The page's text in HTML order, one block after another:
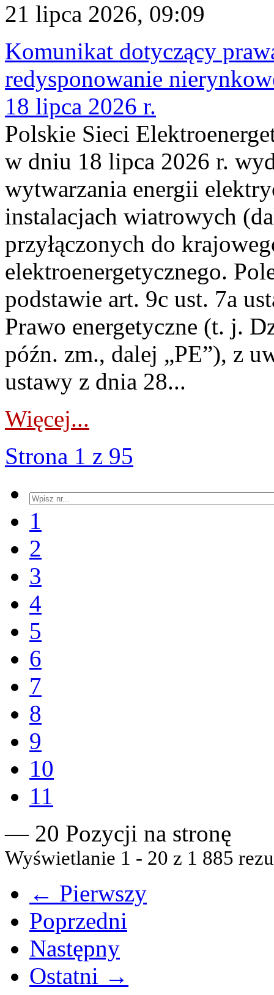
21 lipca 2026, 09:09
Komunikat dotyczący
redysponowanie
18 lipca 2026 r.
Polskie Sieci
w dniu 18 lipca 2026 r.
wytwarzania energii
instalacjach wiatrowych
przyłączonych do
elektroenergetycznego.
podstawie art. 9c ust. 7a
Prawo energetyczne (t. j.
późn. zm., dalej „PE”), z
ustawy z dnia 28...
Więcej...
Strona 1 z 95
1
2
3
4
5
6
7
8
9
10
11
— 20 Pozycji na stronę
Wyświetlanie 1 - 20 z 1 885
← Pierwszy
Poprzedni
Następny
Ostatni →